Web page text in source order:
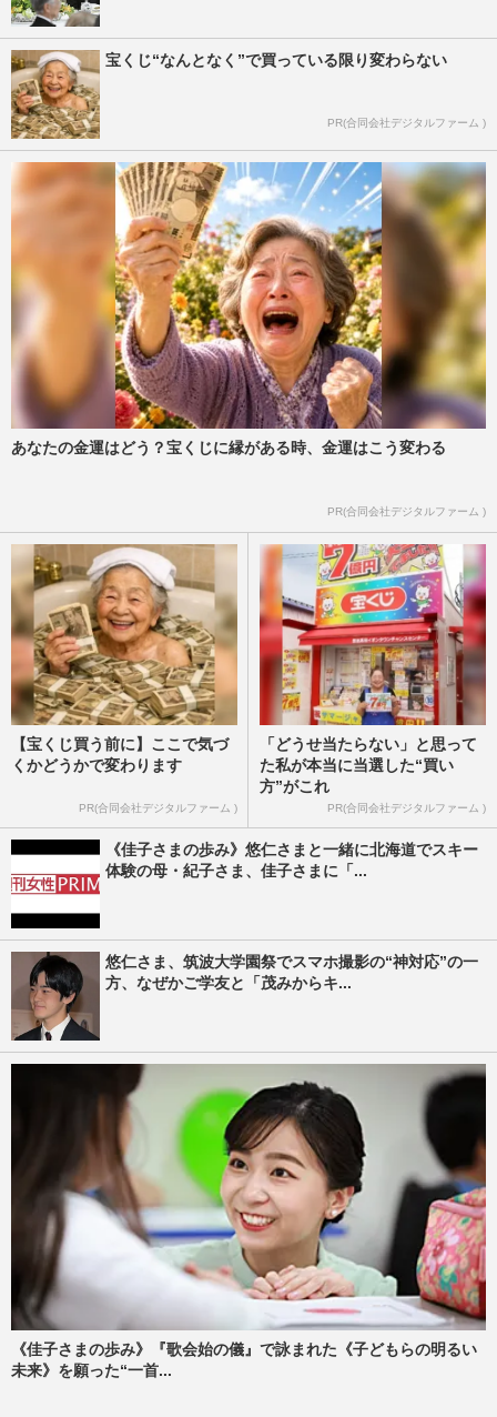
宝くじ“なんとなく”で買っている限り変わらない
PR(合同会社デジタルファーム )
あなたの金運はどう？宝くじに縁がある時、金運はこう変わる
PR(合同会社デジタルファーム )
【宝くじ買う前に】ここで気づ
くかどうかで変わります
PR(合同会社デジタルファーム )
「どうせ当たらない」と思って
た私が本当に当選した“買い
方”がこれ
PR(合同会社デジタルファーム )
《佳子さまの歩み》悠仁さまと一緒に北海道でスキー
体験の母・紀子さま、佳子さまに「...
悠仁さま、筑波大学園祭でスマホ撮影の“神対応”の一
方、なぜかご学友と「茂みからキ...
《佳子さまの歩み》『歌会始の儀』で詠まれた《子どもらの明るい
未来》を願った“一首...